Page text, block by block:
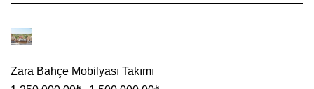
ürün
sayfasından
ürünün
fazla
Zara Bahçe Mobilyası Takımı